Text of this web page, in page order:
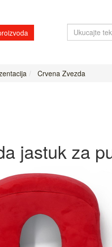
Crvena Zvezda
jastuk za